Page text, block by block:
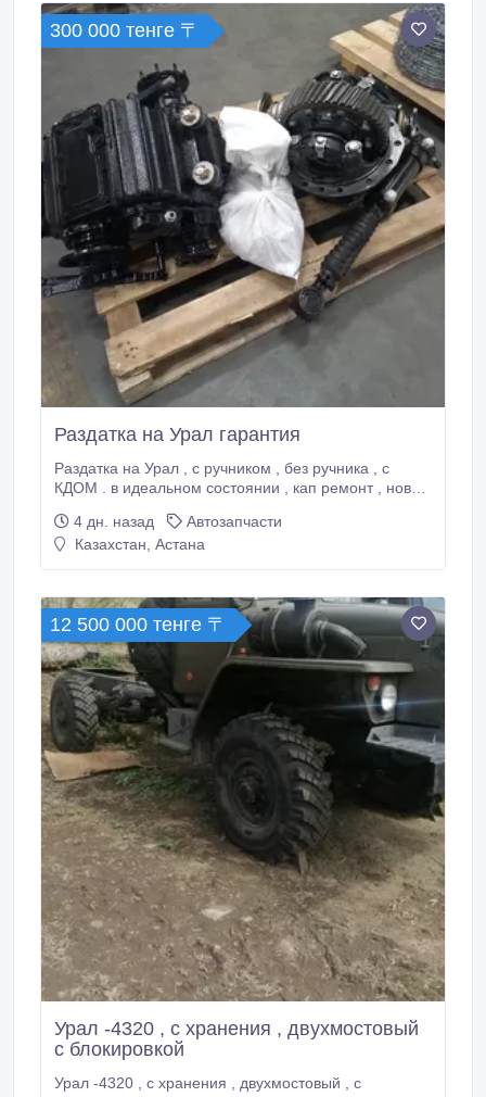
300 000 тенге 〒
Раздатка на Урал гарантия
Раздатка на Урал , с ручником , без ручника , с
КДОМ . в идеальном состоянии , кап ремонт , новые
быстро отгружу 60 000 р.
4 дн. назад
Автозапчасти
Казахстан, Астана
12 500 000 тенге 〒
Урал -4320 , с хранения , двухмостовый
с блокировкой
Урал -4320 , с хранения , двухмостовый , с